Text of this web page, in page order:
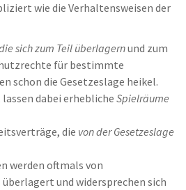
wie die Verhaltensweisen der
sich zum Teil überlagernund zum
für bestimmte
schon die Gesetzeslage heikel.
dabei erhebliche Spielräume
die von der Gesetzeslage
werden oftmals von
und widersprechen sich